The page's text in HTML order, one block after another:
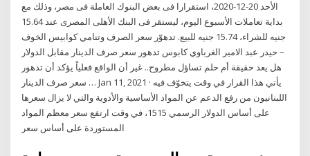
الأحد 20-12-2020، استقرارا فى بعض البنوك العاملة فى مصر، وذلك مع
بداية تعاملات الأسبوع اليوم، ليستقر فى البنك الأهلى المصرى عند 15.64
جنيه للشراء، 15.74 جنيه للبيع. تدهوّر سعر الصرف وتنامي كوابيس الخوف
– حيدر عبد الامير الغرباوي كابوس تدهور سعر صرف الدينار مقابل الدولار
هل يعد حقيقة أم حلم تساؤل مطروح.. غير أن الواقع فعلياً يؤكد أن تدهور
سعر صرف الدينار … Jan 11, 2021 · يأتي هذا القرار في وقت يتخوّف فيه
اللبنانيون من رفع الدعم عن المواد الأساسية والأدوية والتي لا يزال سعرها
على أساس الدولار الرسمي 1515، في وقت ارتفع سعر معظم المواد
المستوردة على أساس سعر